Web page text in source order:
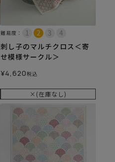
難易度：
刺し子のマルチクロス＜寄
せ模様サークル＞
¥4,620税込
×(在庫なし)